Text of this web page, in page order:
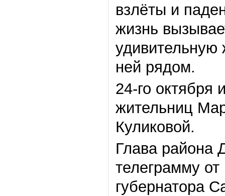
взлëты и
жизнь
удивительную
ней рядом.
24-го октября
жительниц
Куликовой.
Глава района
телеграмму
губернатора